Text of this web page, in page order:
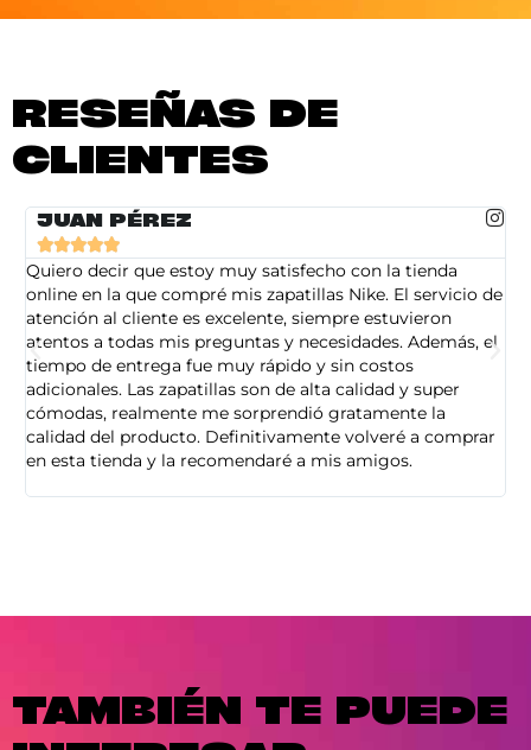
RESEÑAS DE
CLIENTES
JUAN PÉREZ

Quiero decir que estoy muy satisfecho con la tienda
online en la que compré mis zapatillas Nike. El servicio de
atención al cliente es excelente, siempre estuvieron
atentos a todas mis preguntas y necesidades. Además, el
tiempo de entrega fue muy rápido y sin costos
adicionales. Las zapatillas son de alta calidad y super
cómodas, realmente me sorprendió gratamente la
calidad del producto. Definitivamente volveré a comprar
en esta tienda y la recomendaré a mis amigos.
TAMBIÉN TE PUEDE